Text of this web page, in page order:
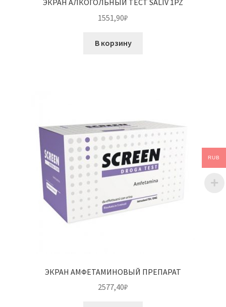
1551,90₽
В корзину
ЭКРАН АМФЕТАМИНОВЫЙ ПРЕПАРАТ
2577,40₽
RUB